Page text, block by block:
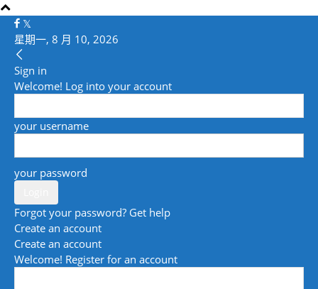
星期一, 8 月 10, 2026
Sign in
Welcome! Log into your account
your username
your password
Forgot your password? Get help
Create an account
Create an account
Welcome! Register for an account